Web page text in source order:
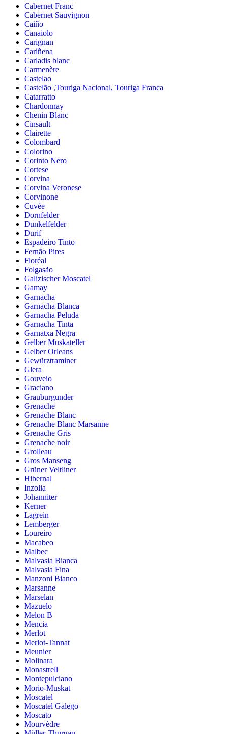
Cabernet Franc
Cabernet Sauvignon
Caiño
Canaiolo
Carignan
Cariñena
Carladis blanc
Carmenère
Castelao
Castelão ,Touriga Nacional, Touriga Franca
Catarratto
Chardonnay
Chenin Blanc
Cinsault
Clairette
Colombard
Colorino
Corinto Nero
Cortese
Corvina
Corvina Veronese
Corvinone
Cuvée
Dornfelder
Dunkelfelder
Durif
Espadeiro Tinto
Fernão Pires
Floréal
Folgasão
Galizischer Moscatel
Gamay
Garnacha
Garnacha Blanca
Garnacha Peluda
Garnacha Tinta
Garnatxa Negra
Gelber Muskateller
Gelber Orleans
Gewürztraminer
Glera
Gouveio
Graciano
Grauburgunder
Grenache
Grenache Blanc
Grenache Blanc Marsanne
Grenache Gris
Grenache noir
Grolleau
Gros Manseng
Grüner Veltliner
Hibernal
Inzolia
Johanniter
Kerner
Lagrein
Lemberger
Loureiro
Macabeo
Malbec
Malvasia Bianca
Malvasia Fina
Manzoni Bianco
Marsanne
Marselan
Mazuelo
Melon B
Mencia
Merlot
Merlot-Tannat
Meunier
Molinara
Monastrell
Montepulciano
Morio-Muskat
Moscatel
Moscatel Galego
Moscato
Mourvèdre